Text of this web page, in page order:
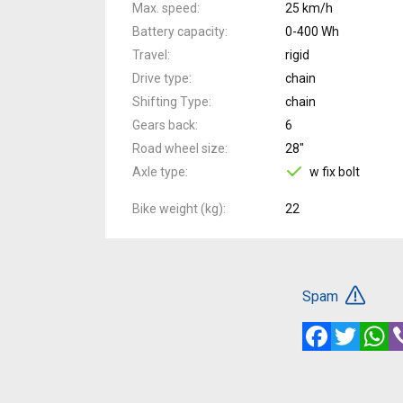
Max. speed
25 km/h
Battery capacity
0-400 Wh
Travel
rigid
Drive type
chain
Shifting Type
chain
Gears back
6
Road wheel size
28"
Axle type
w fix bolt
Bike weight (kg) 22
Spam
FacebookTwitter